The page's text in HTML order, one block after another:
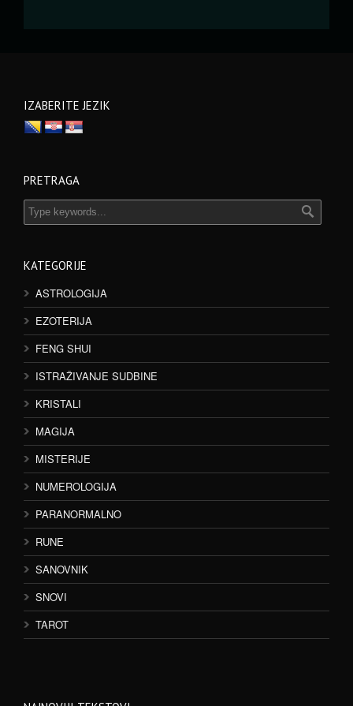
IZABERITE JEZIK
PRETRAGA
KATEGORIJE
ASTROLOGIJA
EZOTERIJA
FENG SHUI
ISTRAŽIVANJE SUDBINE
KRISTALI
MAGIJA
MISTERIJE
NUMEROLOGIJA
PARANORMALNO
RUNE
SANOVNIK
SNOVI
TAROT